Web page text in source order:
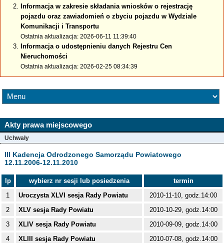
Informacja w zakresie składania wniosków o rejestrację
pojazdu oraz zawiadomień o zbyciu pojazdu w Wydziale
Komunikacji i Transportu
Ostatnia aktualizacja: 2026-06-11 11:39:40
Informacja o udostępnieniu danych Rejestru Cen
Nieruchomości
Ostatnia aktualizacja: 2026-02-25 08:34:39
Akty prawa miejscowego
Uchwały
III Kadencja Odrodzonego Samorządu Powiatowego
12.11.2006-12.11.2010
lp wybierz nr sesji lub posiedzenia
termin
1
Uroczysta XLVI sesja Rady Powiatu
2010-11-10, godz.14:00
2
XLV sesja Rady Powiatu
2010-10-29, godz.14:00
3
XLIV sesja Rady Powiatu
2010-09-09, godz.14:00
4
XLIII sesja Rady Powiatu
2010-07-08, godz.14:00